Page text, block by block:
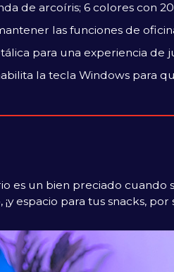
de arcoíris; 6 colores con
las funciones de
para una experiencia de
la tecla Windows para
es un bien preciado
espacio para tus snacks, por